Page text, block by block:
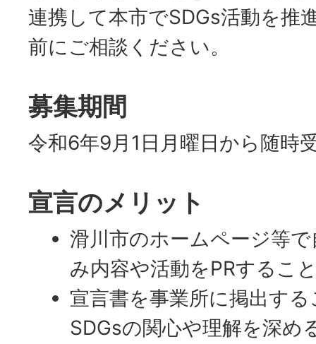
連携して本市でSDGs活動を推
前にご相談ください。
募集期間
令和6年9月1日月曜日から随時
宣言のメリット
滑川市のホームページ等
み内容や活動をPRするこ
宣言書を事業所に掲出す
SDGsの関心や理解を深め